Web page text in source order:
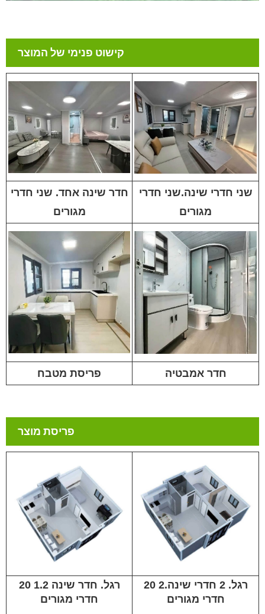
קישוט פנימי של המוצר
חדר שינה אחד. שני חדרי
מגורים
שני חדרי שינה.שני חדרי
מגורים
פריסת מטבח חדר אמבטיה
פריסת מוצר
20 רגל. חדר שינה 1.2
חדרי מגורים
20 רגל. 2 חדרי שינה.2
חדרי מגורים